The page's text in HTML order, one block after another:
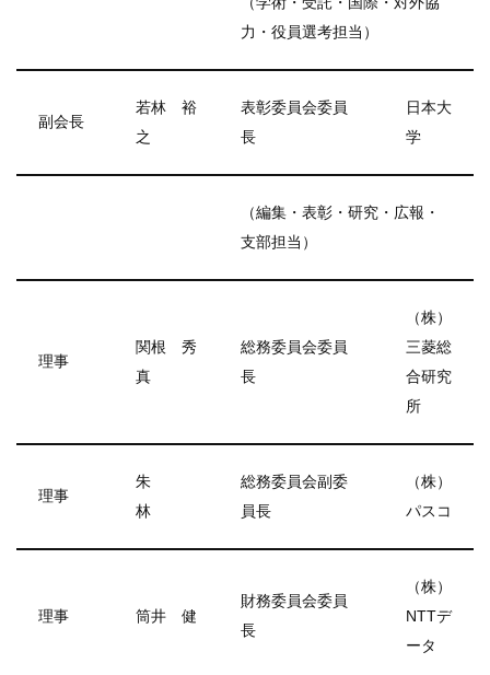
力・役員選考担当）
副会長
若林 裕
之
表彰委員会委員
長
日本大
学
（編集・表彰・研究・広報・
支部担当）
理事
関根 秀
真
総務委員会委員
長
（株）
三菱総
合研究
所
理事
朱
林
総務委員会副委
員長
（株）
パスコ
理事 筒井 健
財務委員会委員
長
（株）
NTTデ
ータ